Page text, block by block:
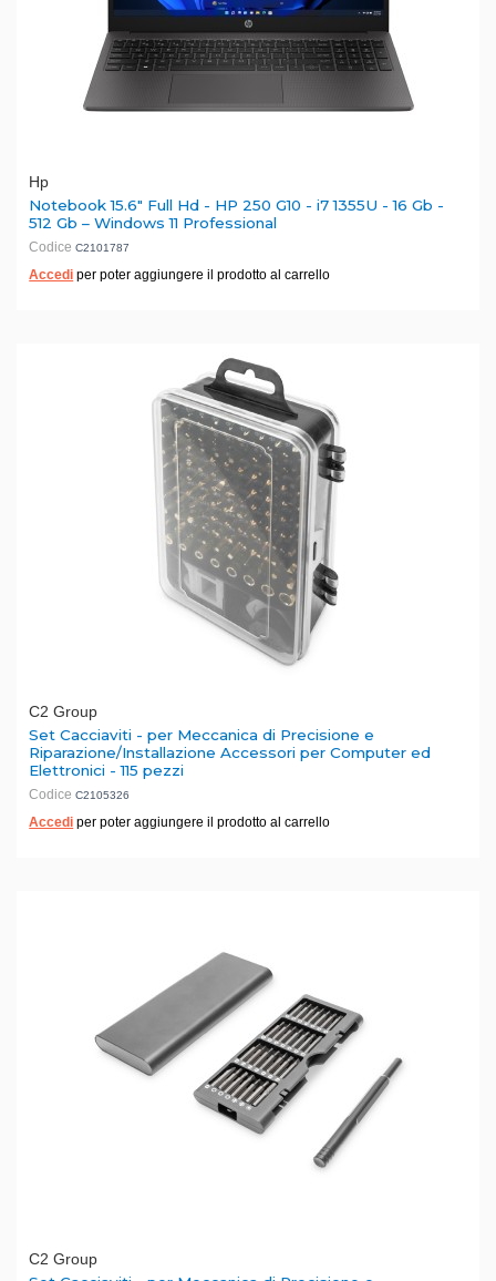
Hp
Notebook 15.6" Full Hd - HP 250 G10 - i7 1355U - 16 Gb -
512 Gb – Windows 11 Professional
Codice C2101787
Accedi per poter aggiungere il prodotto al carrello
C2 Group
Set Cacciaviti - per Meccanica di Precisione e
Riparazione/Installazione Accessori per Computer ed
Elettronici - 115 pezzi
Codice C2105326
Accedi per poter aggiungere il prodotto al carrello
C2 Group